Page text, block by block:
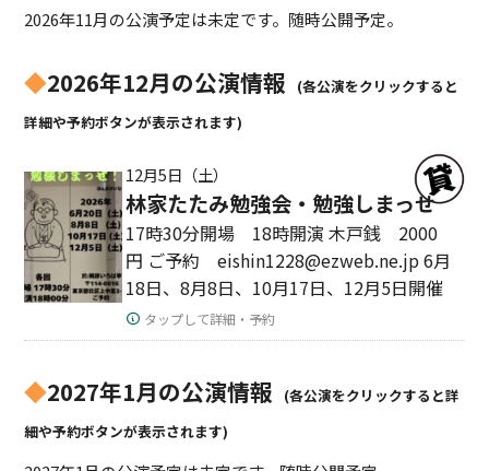
2026年11月の公演予定は未定です。随時公開予定。
◆2026年12月の公演情報
(各公演をクリックすると
詳細や予約ボタンが表示されます)
12月5日（土）
林家たたみ勉強会・勉強しまっせ
17時30分開場 18時開演 木戸銭 2000
円 ご予約 eishin1228@ezweb.ne.jp 6月
18日、8月8日、10月17日、12月5日開催
タップして詳細・予約
◆2027年1月の公演情報
(各公演をクリックすると詳
細や予約ボタンが表示されます)